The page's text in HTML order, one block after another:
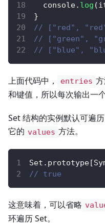
console. log (
}
// ["red",
// ["green",
// ["blue",
上面代码中， entries
和键值，所以每次输出一
Set 结构的实例默认可遍
它的 values 方法。
Set . prototype[
// true
这意味着，可以省略
环遍历 Set。